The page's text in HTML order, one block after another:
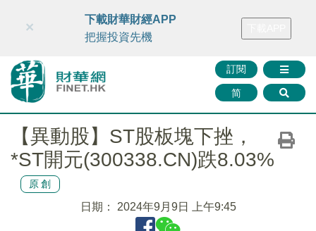
財華智庫網 FINTV FINMETA 財華證券 媒體矩陣
訂閱
简
×
下載財華財經APP
把握投資先機
【異動股】ST股板塊下挫，
*ST開元(300338.CN)跌8.03%
原創
日期： 2024年9月9日 上午9:45